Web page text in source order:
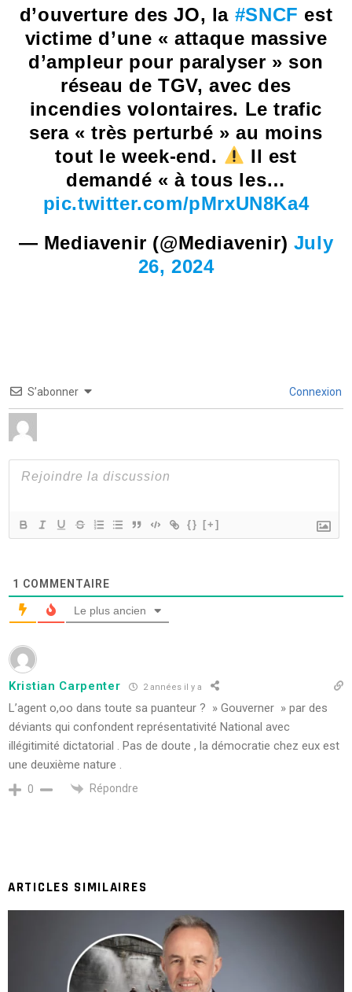
d’ouverture des JO, la #SNCF est
victime d’une « attaque massive
d’ampleur pour paralyser » son
réseau de TGV, avec des
incendies volontaires. Le trafic
sera « très perturbé » au moins
tout le week-end.
Il est
demandé « à tous les…
pic.twitter.com/pMrxUN8Ka4
— Mediavenir (@Mediavenir) July
26, 2024
S’abonner Connexion
{} [+]
1 COMMENTAIRE
Le plus ancien
Kristian Carpenter 2 années il y a
L’agent o,oo dans toute sa puanteur ? » Gouverner » par des
déviants qui confondent représentativité National avec
illégitimité dictatorial . Pas de doute , la démocratie chez eux est
une deuxième nature .
0 Répondre
ARTICLES SIMILAIRES